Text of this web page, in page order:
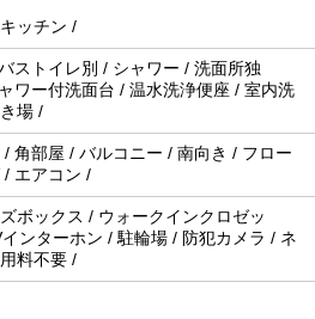
ッチン /
ストイレ別 / シャワー / 洗面所独
ワー付洗面台 / 温水洗浄便座 / 室内洗
場 /
/ 角部屋 / バルコニー / 南向き / フロー
/ エアコン /
ボックス / ウォークインクロゼッ
インターホン / 駐輪場 / 防犯カメラ / ネ
料不要 /